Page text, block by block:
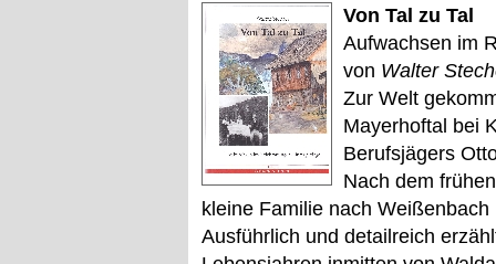
Von Tal zu Tal
Aufwachsen im
von Walter
Zur Welt
Mayerhoftal bei
Berufsjägers
Nach dem
kleine Familie nach
Ausführlich und detailreich